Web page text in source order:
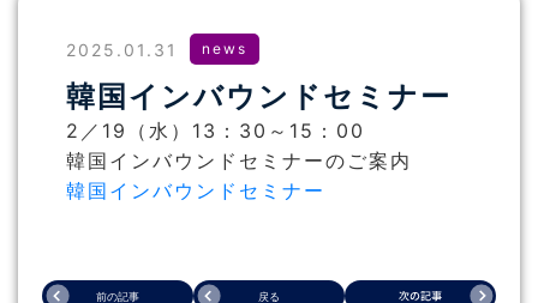
2025.01.31 news
韓国インバウンドセミナー
2／19（水）13：30～15：00
韓国インバウンドセミナーのご案内
韓国インバウンドセミナー